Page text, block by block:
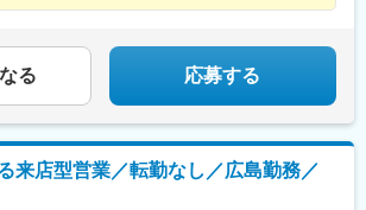
る 応募する
来店型営業／転勤なし／広島勤務／